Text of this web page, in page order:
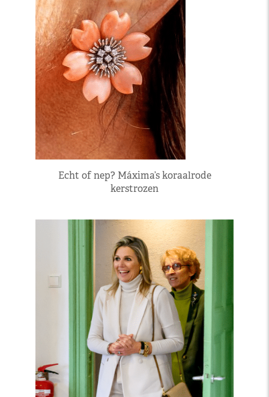
Echt of nep? Máxima’s koraalrode
kerstrozen